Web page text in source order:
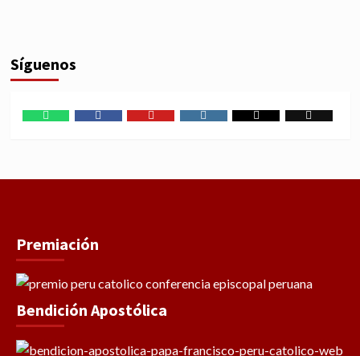
Síguenos
Premiación
Bendición Apostólica